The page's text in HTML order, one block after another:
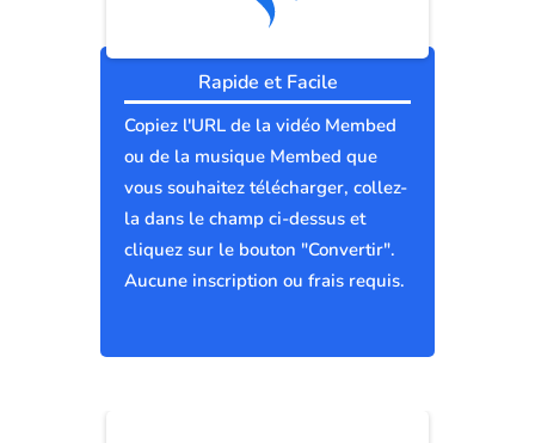
Rapide et Facile
Copiez l'URL de la vidéo Membed
ou de la musique Membed que
vous souhaitez télécharger, collez-
la dans le champ ci-dessus et
cliquez sur le bouton "Convertir".
Aucune inscription ou frais requis.